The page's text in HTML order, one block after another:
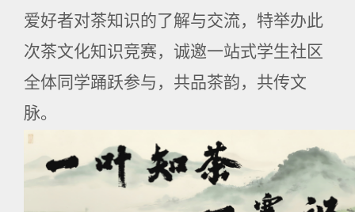
爱好者对茶知识的了解与交流，特举办此
次茶文化知识竞赛，诚邀一站式学生社区
全体同学踊跃参与，共品茶韵，共传文
脉。